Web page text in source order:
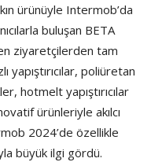
ürünüyle Intermob’da
buluşan BETA
ziyaretçilerden tam
yapıştırıcılar, poliüretan
hotmelt yapıştırıcılar
ürünleriyle akılcı
2024’de özellikle
büyük ilgi gördü.